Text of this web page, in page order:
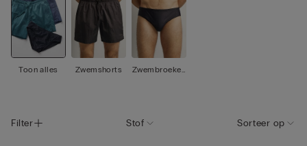
Toon alles Zwemshorts
Zwembroeken
Filter Stof Sorteer op